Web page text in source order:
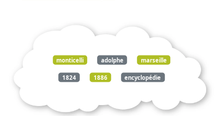
monticelli adolphe marseille
1824 1886 encyclopédie